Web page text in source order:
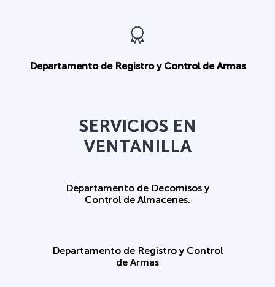
Departamento de Registro y Control de Armas
SERVICIOS EN
VENTANILLA
Departamento de Decomisos y
Control de Almacenes.
Departamento de Registro y Control
de Armas